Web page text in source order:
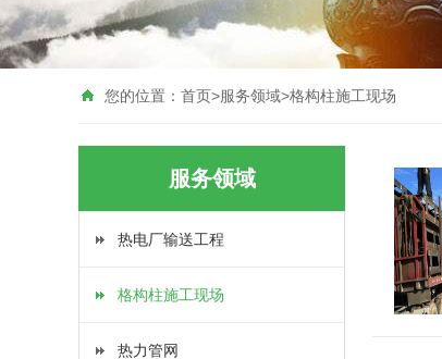
您的位置： 首页>服务领域>格构柱施工现场
服务领域
热电厂输送工程
格构柱施工现场
热力管网